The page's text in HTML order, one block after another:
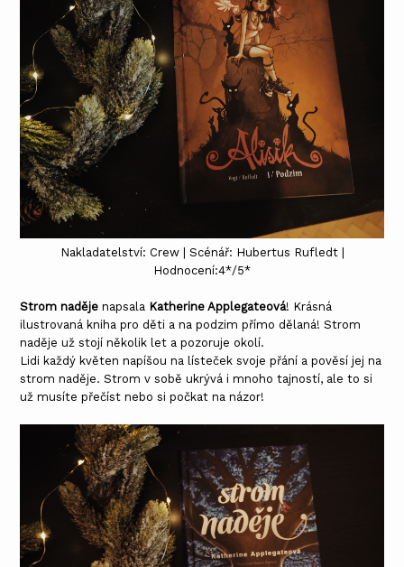
Nakladatelství: Crew | Scénář: Hubertus Rufledt |
Hodnocení:4*/5*
Strom naděje napsala Katherine Applegateová! Krásná
ilustrovaná kniha pro děti a na podzim přímo dělaná! Strom
naděje už stojí několik let a pozoruje okolí.
Lidi každý květen napíšou na lísteček svoje přání a pověsí jej na
strom naděje. Strom v sobě ukrývá i mnoho tajností, ale to si
už musíte přečíst nebo si počkat na názor!